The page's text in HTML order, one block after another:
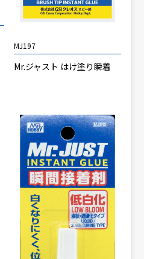
MJ197
Mr.ジャスト はけ塗り瞬着